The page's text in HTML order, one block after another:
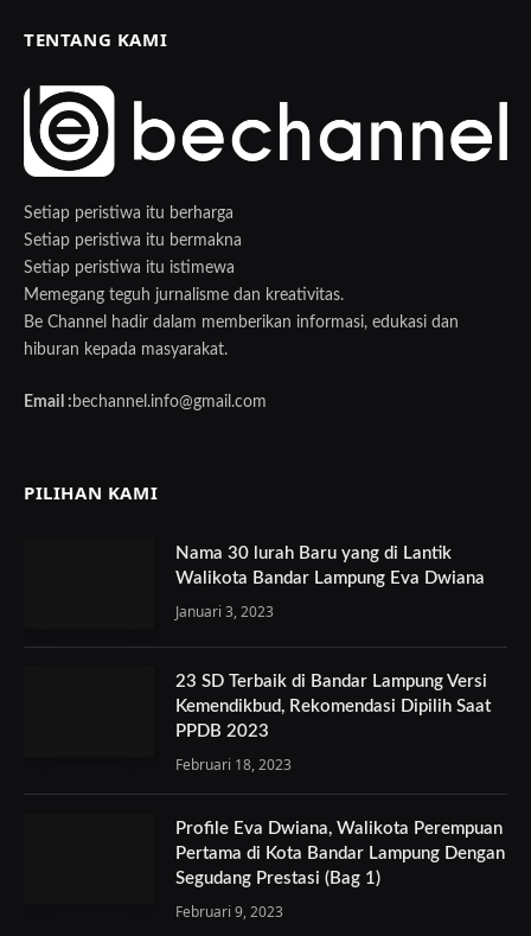
TENTANG KAMI
Setiap peristiwa itu berharga
Setiap peristiwa itu bermakna
Setiap peristiwa itu istimewa
Memegang teguh jurnalisme dan kreativitas.
Be Channel hadir dalam memberikan informasi, edukasi dan
hiburan kepada masyarakat.
Email : bechannel.info@gmail.com
PILIHAN KAMI
Nama 30 lurah Baru yang di Lantik
Walikota Bandar Lampung Eva Dwiana
Januari 3, 2023
23 SD Terbaik di Bandar Lampung Versi
Kemendikbud, Rekomendasi Dipilih Saat
PPDB 2023
Februari 18, 2023
Profile Eva Dwiana, Walikota Perempuan
Pertama di Kota Bandar Lampung Dengan
Segudang Prestasi (Bag 1)
Februari 9, 2023